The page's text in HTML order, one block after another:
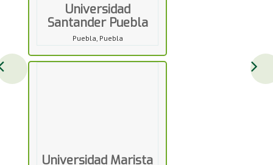
Universidad
Santander Puebla
Puebla, Puebla
Universidad Marista